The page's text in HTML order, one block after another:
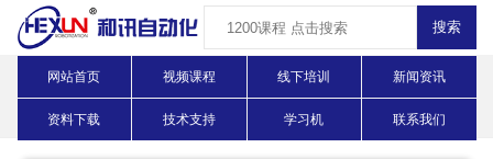
网站首页 视频课程 线下培训 新闻资讯
资料下载 技术支持 学习机 联系我们